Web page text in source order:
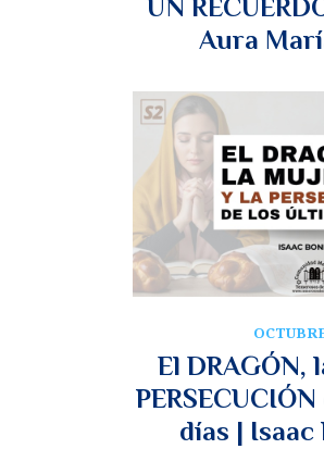
UN
Aura
El DRAGÓN,
días | Isaac